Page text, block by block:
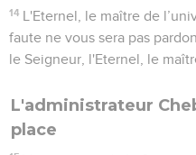
14 L'Eternel, le maître de
faute ne vous sera pas
le Seigneur, l'Eternel, le
L'administrateur
place